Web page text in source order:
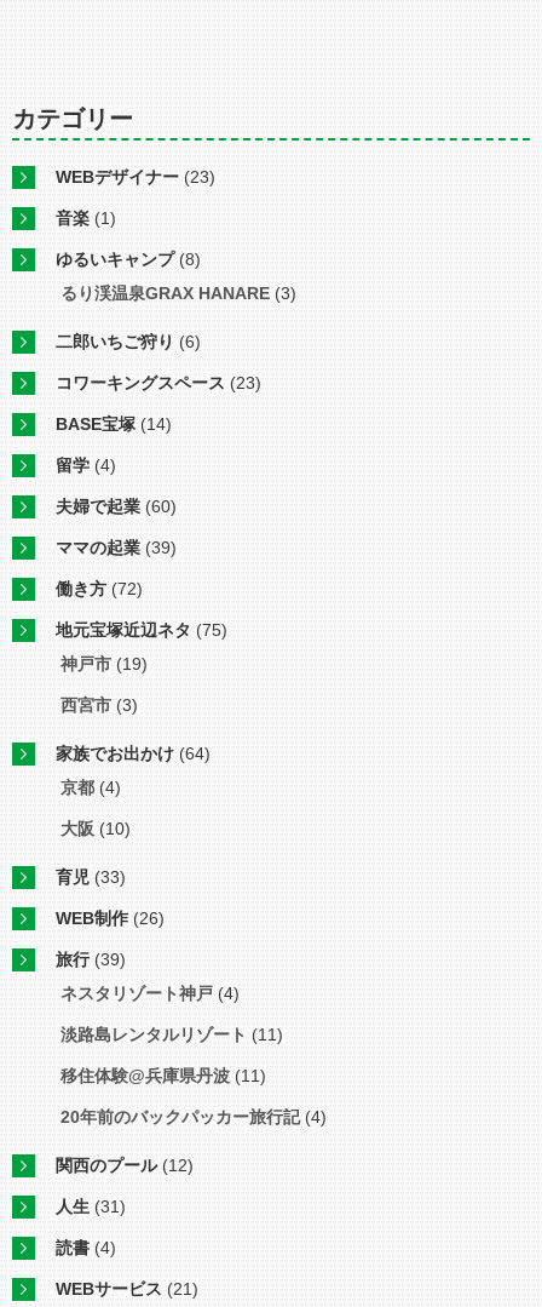
カテゴリー
WEBデザイナー (23)
音楽 (1)
ゆるいキャンプ(8)
るり渓温泉GRAX HANARE (3)
二郎いちご狩り (6)
コワーキングスペース (23)
BASE宝塚(14)
留学 (4)
夫婦で起業 (60)
ママの起業 (39)
働き方 (72)
地元宝塚近辺ネタ (75)
神戸市 (19)
西宮市 (3)
家族でお出かけ (64)
京都 (4)
大阪 (10)
育児 (33)
WEB制作 (26)
旅行(39)
ネスタリゾート神戸 (4)
淡路島レンタルリゾート (11)
移住体験@兵庫県丹波 (11)
20年前のバックパッカー旅行記(4)
関西のプール(12)
人生 (31)
読書 (4)
WEBサービス (21)